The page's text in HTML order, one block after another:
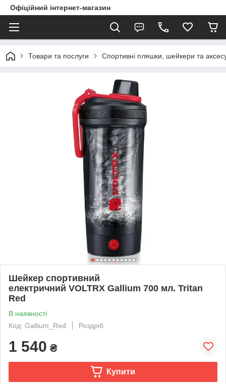
Офіційний інтернет-магазин
Товари та послуги Спортивні пляшки, шейкери та
Шейкер спортивний
електричний VOLTRX Gallium 700 мл. Tritan
Red
В наявності
Код: Gallium_Red
Роздріб
1 540 ₴
Купити